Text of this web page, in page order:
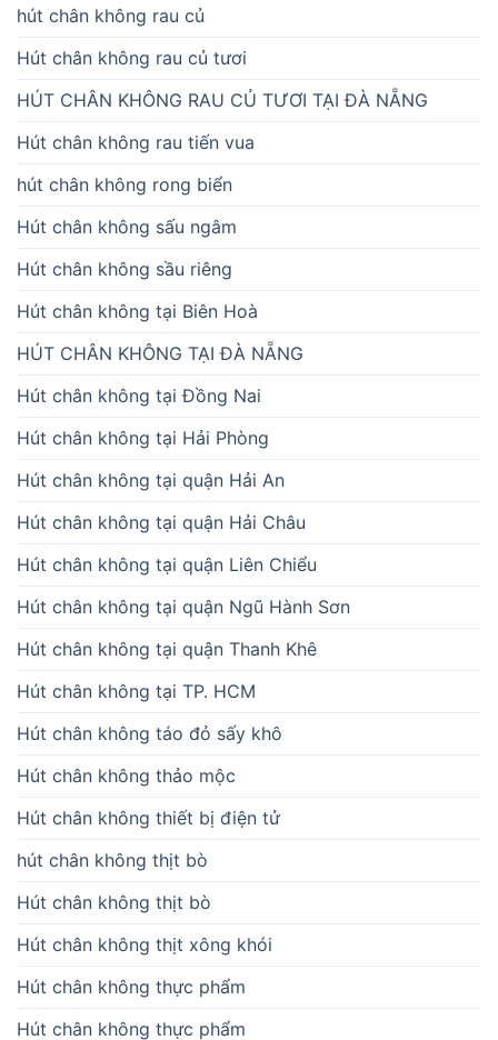
hút chân không rau củ
Hút chân không rau củ tươi
HÚT CHÂN KHÔNG RAU CỦ TƯƠI TẠI ĐÀ NẴNG
Hút chân không rau tiến vua
hút chân không rong biển
Hút chân không sấu ngâm
Hút chân không sầu riêng
Hút chân không tại Biên Hoà
HÚT CHÂN KHÔNG TẠI ĐÀ NẴNG
Hút chân không tại Đồng Nai
Hút chân không tại Hải Phòng
Hút chân không tại quận Hải An
Hút chân không tại quận Hải Châu
Hút chân không tại quận Liên Chiểu
Hút chân không tại quận Ngũ Hành Sơn
Hút chân không tại quận Thanh Khê
Hút chân không tại TP. HCM
Hút chân không táo đỏ sấy khô
Hút chân không thảo mộc
Hút chân không thiết bị điện tử
hút chân không thịt bò
Hút chân không thịt bò
Hút chân không thịt xông khói
Hút chân không thực phẩm
Hút chân không thực phẩm